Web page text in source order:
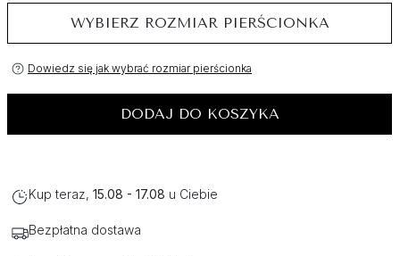
WYBIERZ ROZMIAR PIERŚCIONKA
Dowiedz się jak wybrać rozmiar pierścionka
DODAJ DO KOSZYKA
Kup teraz, 15.08 - 17.08 u Ciebie
Bezpłatna dostawa